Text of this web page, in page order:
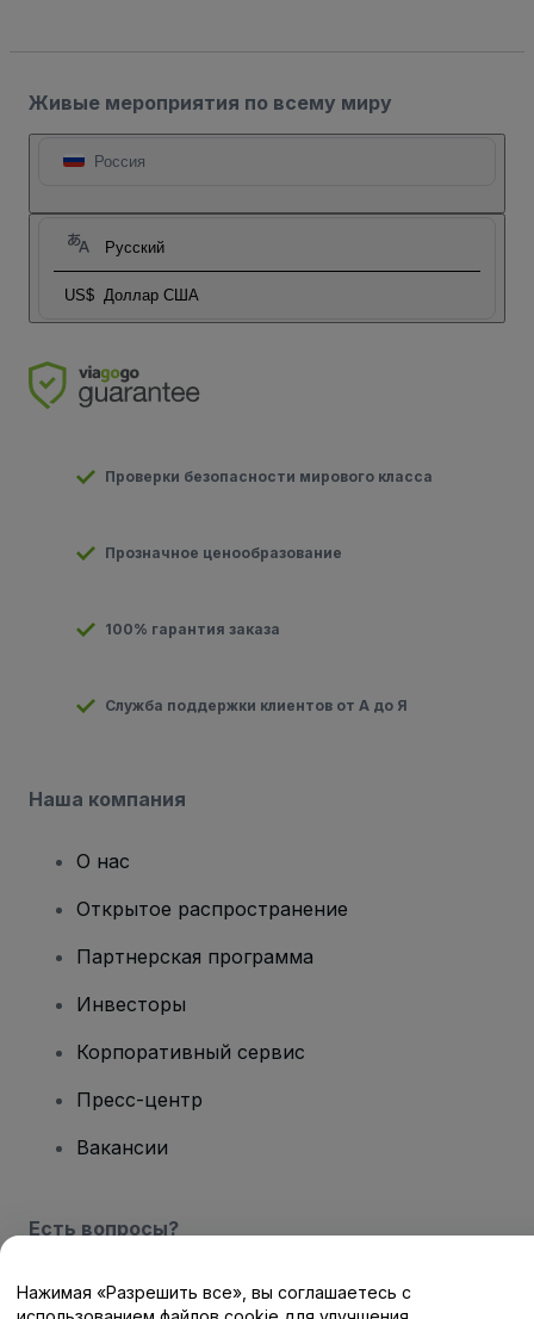
Живые мероприятия по всему миру
Россия
Русский
US$ Доллар США
Проверки безопасности мирового класса
Прозначное ценообразование
100% гарантия заказа
Служба поддержки клиентов от А до Я
Наша компания
О нас
Открытое распространение
Партнерская программа
Инвесторы
Корпоративный сервис
Пресс-центр
Вакансии
Есть вопросы?
Центр помощи / Свяжитесь с нами
Нажимая «Разрешить все», вы соглашаетесь с